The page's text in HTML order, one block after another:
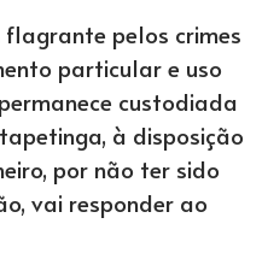
pelos crimes
particular e uso
custodiada
à disposição
por não ter sido
vai responder ao